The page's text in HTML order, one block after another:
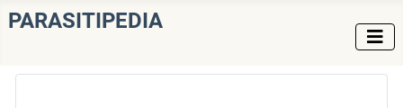
PARASITIPEDIA